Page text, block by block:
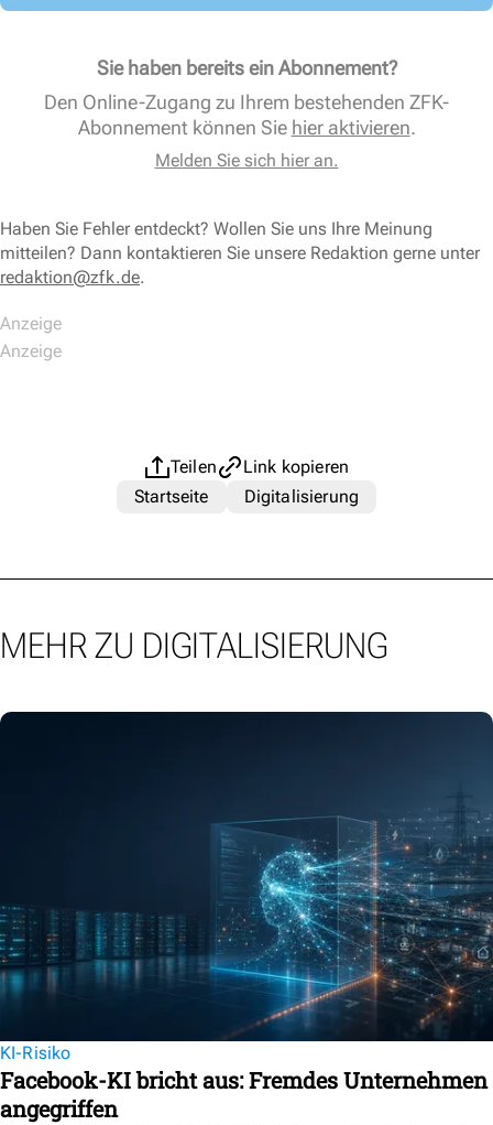
Sie haben bereits ein Abonnement?
Den Online-Zugang zu Ihrem bestehenden ZFK-
Abonnement können Sie hier aktivieren.
Melden Sie sich hier an.
Haben Sie Fehler entdeckt? Wollen Sie uns Ihre Meinung
mitteilen? Dann kontaktieren Sie unsere Redaktion gerne unter
redaktion@zfk.de.
Teilen
Link kopieren
Startseite
Digitalisierung
MEHR ZU DIGITALISIERUNG
KI-Risiko
Facebook-KI bricht aus: Fremdes Unternehmen
angegriffen